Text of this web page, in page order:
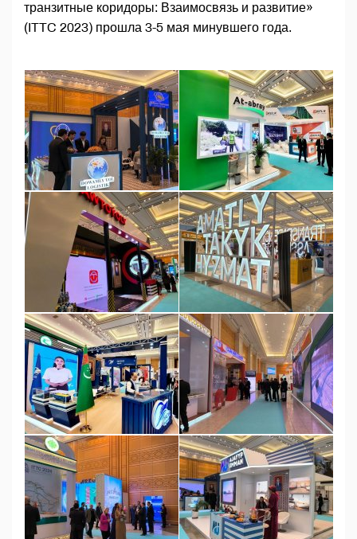
транзитные коридоры: Взаимосвязь и развитие»
(ITTC 2023) прошла 3-5 мая минувшего года.